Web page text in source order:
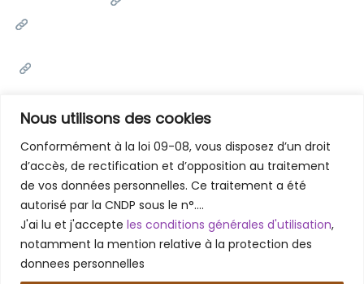
Nous utilisons des cookies
Conformément à la loi 09-08, vous disposez d’un droit
d’accès, de rectification et d’opposition au traitement
de vos données personnelles. Ce traitement a été
autorisé par la CNDP sous le n°….
J'ai lu et j'accepte les conditions générales d'utilisation,
notamment la mention relative à la protection des
donnees personnelles
Portail National de Maroc
Contactez-Nous
Faculté des Lettres et des Sciences Humaines - Marrakech
Rue Amarchich, Marrakesh 40000
05 24 31 20 31 / 05 24 31 48 61